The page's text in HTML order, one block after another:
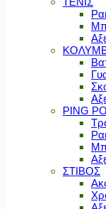
PING
ΣΤΙΒΟΣ